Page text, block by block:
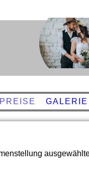
PREISE GALERIE